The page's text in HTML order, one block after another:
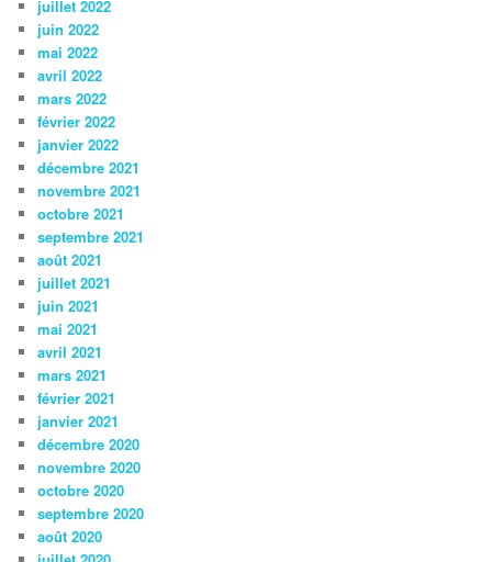
juillet 2022
juin 2022
mai 2022
avril 2022
mars 2022
février 2022
janvier 2022
décembre 2021
novembre 2021
octobre 2021
septembre 2021
août 2021
juillet 2021
juin 2021
mai 2021
avril 2021
mars 2021
février 2021
janvier 2021
décembre 2020
novembre 2020
octobre 2020
septembre 2020
août 2020